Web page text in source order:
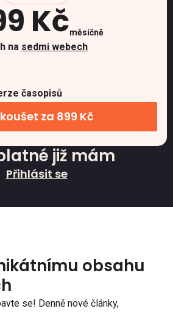
Kčměsíčně
na sedmi webech
časopisů
za 899 Kč
již mám
Přihlásit se
obsahu
se! Denně nové články,